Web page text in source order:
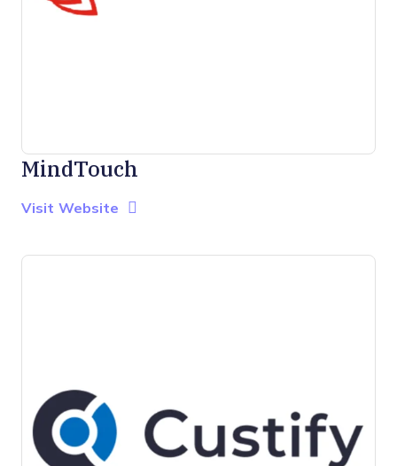
MindTouch
Visit Website Opens New Window